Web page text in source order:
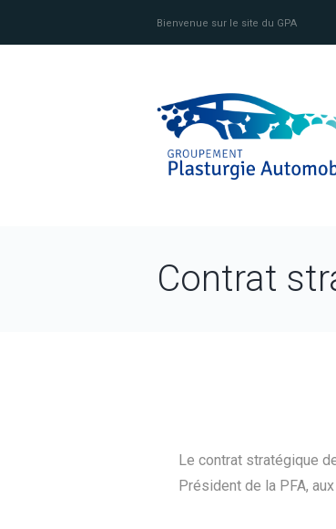
Bienvenue sur le site du GPA
Contrat
Le contrat stratégique
Président de la PFA,